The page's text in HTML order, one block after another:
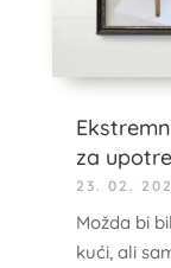
za
23. 02.
Možda bi
kući, ali